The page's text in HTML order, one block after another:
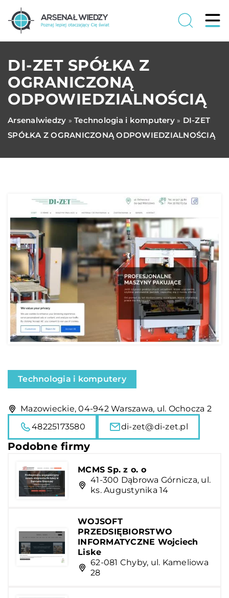
DI-ZET SPÓŁKA Z
OGRANICZONĄ
ODPOWIEDZIALNOŚCIĄ
Arsenalwiedzy » Technologia i komputery» DI-ZET
SPÓŁKA Z OGRANICZONĄ ODPOWIEDZIALNOŚCIĄ
Technologia i komputery
Mazowieckie, 04-942 Warszawa, ul. Ochocza 2
48225173580
di-zet@di-zet.pl
Podobne firmy
MCMS Sp. z o. o
41-300 Dąbrowa Górnicza, ul.
ks. Augustynika 14
WOJSOFT
PRZEDSIĘBIORSTWO
INFORMATYCZNE Wojciech
Liske
62-081 Chyby, ul. Kameliowa
28